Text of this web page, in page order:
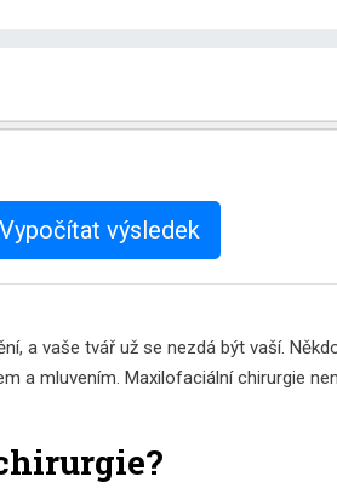
Vypočítat výsledek
a vaše tvář už se nezdá být vaší.
a mluvením. Maxilofaciální chirurgie